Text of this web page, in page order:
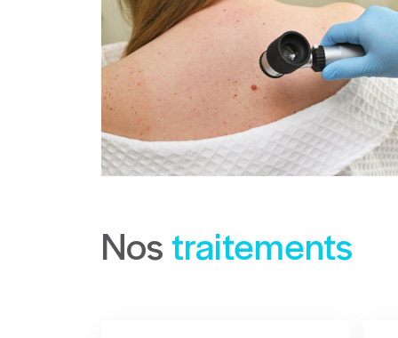
Nostraitements